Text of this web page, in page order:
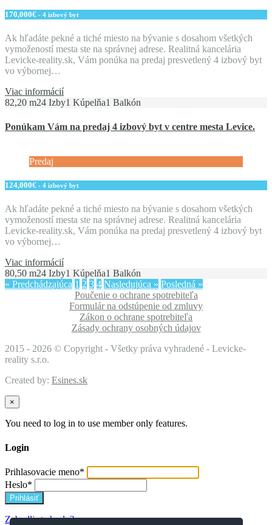
170,000€ - 4 izbový byt
Ak hľadáte pekné a tiché miesto na bývanie s dosahom všetkých
vymožeností mesta ste na správnej adrese. Realitná kancelária
Levicke-reality.sk, Vám ponúka na predaj presvetlený 4 izbový byt
vo výbornej…
Viac informácií
82,20 m24 Izby1 Kúpelňa1 Balkón
Ponúkam Vám na predaj 4 izbový byt v centre mesta Levice.
Predaj
124,000€ - 4 izbový byt
Ak hľadáte pekné a tiché miesto na bývanie s dosahom všetkých
vymožeností mesta ste na správnej adrese. Realitná kancelária
Levicke-reality.sk, Vám ponúka na predaj presvetlený 4 izbový byt
vo výbornej…
Viac informácií
80,50 m24 Izby1 Kúpelňa1 Balkón
« Predchádzajúca 1 2 3 4 Nasledujúca » Posledná »
Poučenie o ochrane spotrebiteľa
Formulár na odstúpenie od zmluvy
Zákon o ochrane spotrebiteľa
Zásady ochrany osobných údajov
2015 - 2026 © Copyright - Všetky práva vyhradené - Levicke-
reality s.r.o.
Created by: Esines.sk
×
You need to log in to use member only features.
Login
Prihlasovacie meno*
Heslo*
Zabudli ste heslo?